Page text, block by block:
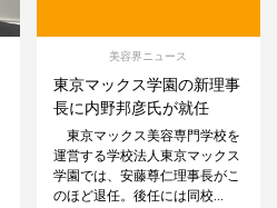
美容界ニュース
東京マックス学園の新理事
長に内野邦彦氏が就任
東京マックス美容専門学校を
運営する学校法人東京マックス
学園では、安藤尊仁理事長がこ
のほど退任。後任には同校...